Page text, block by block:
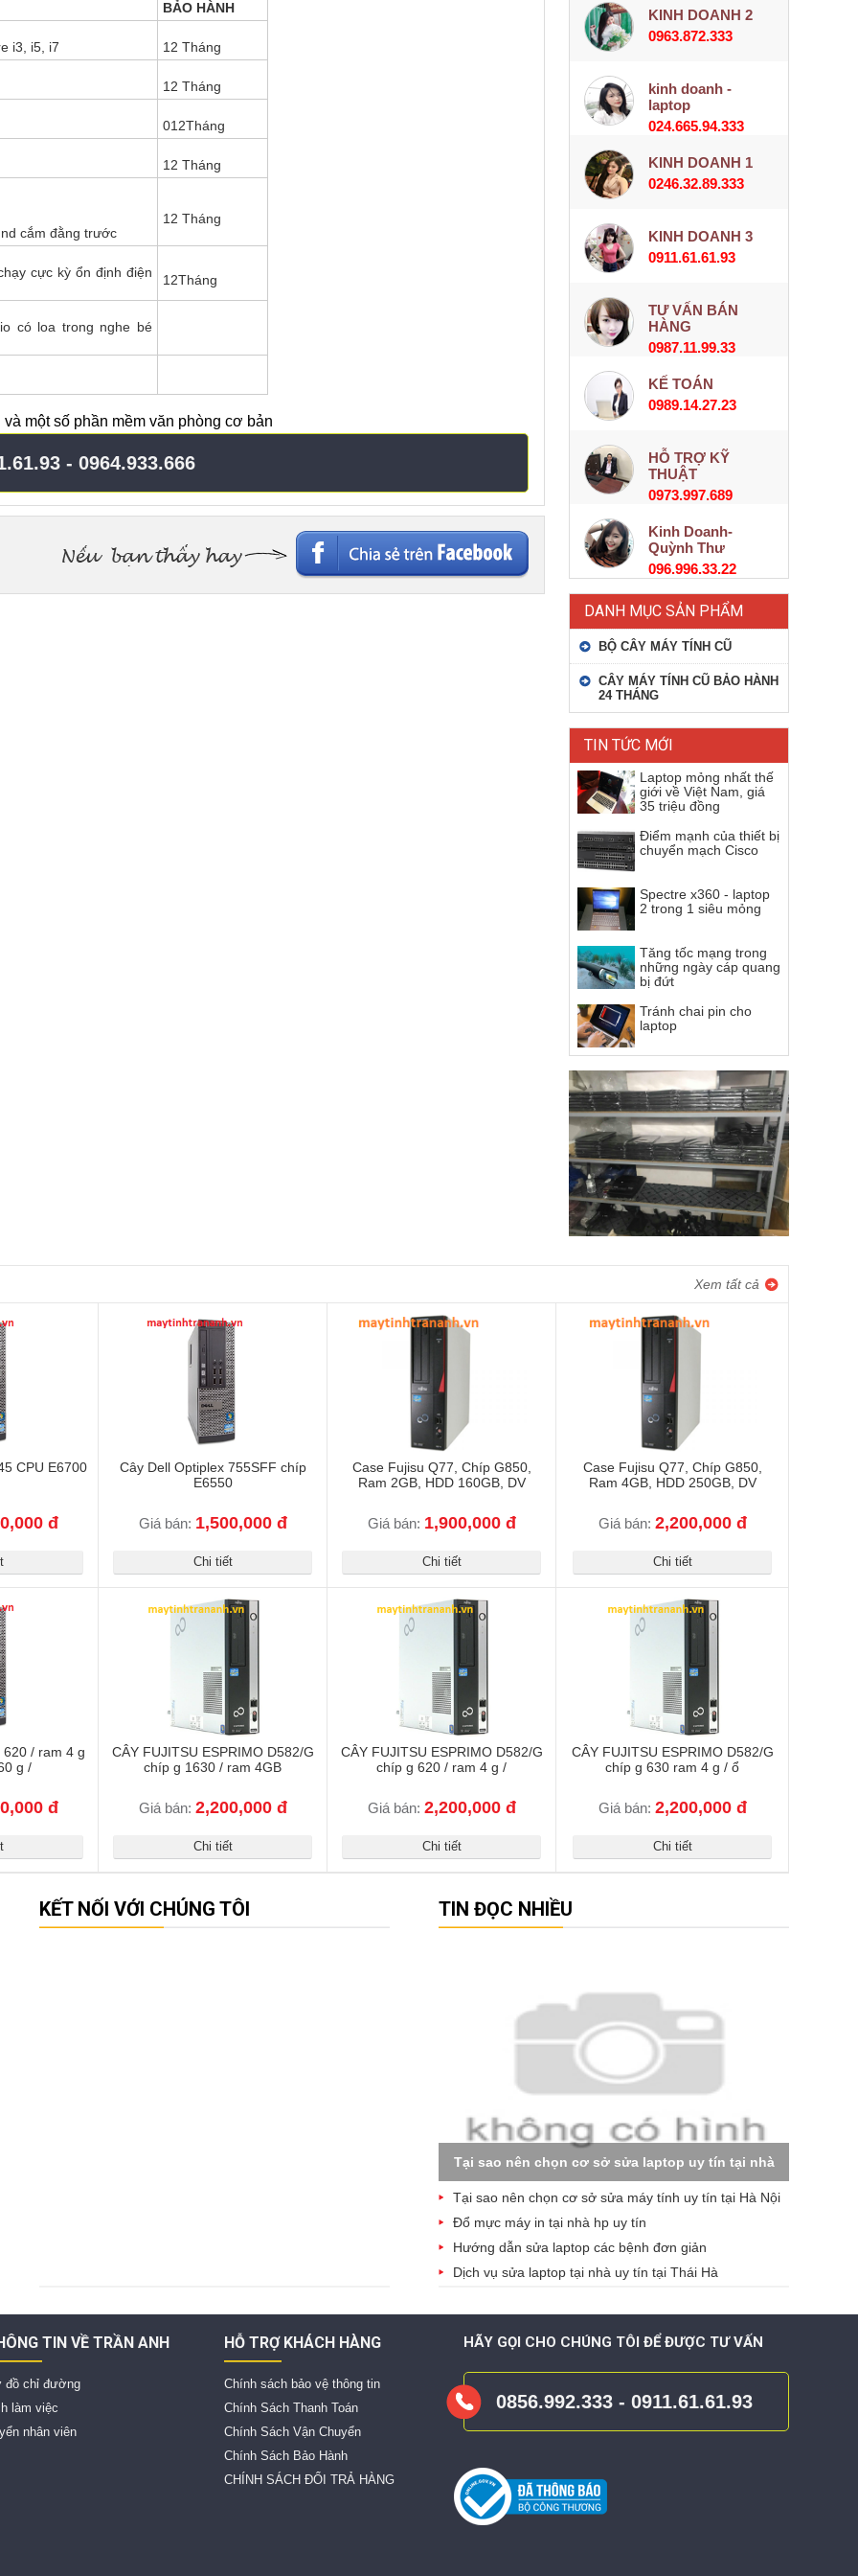
BẢO HÀNH
i3, i5, i7 12 Tháng
12 Tháng
012Tháng
12 Tháng
cắm đằng trước
12 Tháng
cực kỳ ổn định điện
12Tháng
có loa trong nghe bé
một số phần mềm văn phòng cơ bản
- 0964.933.666
KINH DOANH 2
0963.872.333
kinh doanh -
laptop
024.665.94.333
KINH DOANH 1
0246.32.89.333
KINH DOANH 3
0911.61.61.93
TƯ VẤN BÁN
HÀNG
0987.11.99.33
KẾ TOÁN
0989.14.27.23
HỖ TRỢ KỸ
THUẬT
0973.997.689
Kinh Doanh-
Quỳnh Thư
096.996.33.22
DANH MỤC SẢN PHẨM
BỘ CÂY MÁY TÍNH CŨ
CÂY MÁY TÍNH CŨ BẢO HÀNH
24 THÁNG
TIN TỨC MỚI
Laptop mỏng nhất thế
giới về Việt Nam, giá
35 triệu đồng
Điểm mạnh của thiết bị
chuyển mạch Cisco
Spectre x360 - laptop
2 trong 1 siêu mỏng
Tăng tốc mạng trong
những ngày cáp quang
bị đứt
Tránh chai pin cho
laptop
Xem tất cả
CPU E6700
đ
Cây Dell Optiplex 755SFF chíp
E6550
Giá bán: 1,500,000 đ
Chi tiết
Case Fujisu Q77, Chíp G850,
Ram 2GB, HDD 160GB, DV
Giá bán: 1,900,000 đ
Chi tiết
Case Fujisu Q77, Chíp G850,
Ram 4GB, HDD 250GB, DV
Giá bán: 2,200,000 đ
Chi tiết
/ ram 4 g
g /
đ
CÂY FUJITSU ESPRIMO D582/G
chíp g 1630 / ram 4GB
Giá bán: 2,200,000 đ
Chi tiết
CÂY FUJITSU ESPRIMO D582/G
chíp g 620 / ram 4 g /
Giá bán: 2,200,000 đ
Chi tiết
CÂY FUJITSU ESPRIMO D582/G
chíp g 630 ram 4 g / ổ
Giá bán: 2,200,000 đ
Chi tiết
KẾT NỐI VỚI CHÚNG TÔI TIN ĐỌC NHIỀU
Tại sao nên chọn cơ sở sửa laptop uy tín tại nhà
Tại sao nên chọn cơ sở sửa máy tính uy tín tại Hà Nội
Đổ mực máy in tại nhà hp uy tín
Hướng dẫn sửa laptop các bệnh đơn giản
Dịch vụ sửa laptop tại nhà uy tín tại Thái Hà
HÃY GỌI CHO CHÚNG TÔI ĐỂ ĐƯỢC TƯ VẤN
0856.992.333 - 0911.61.61.93
TIN VỀ TRẦN ANH
đồ chỉ đường
làm việc
nhân viên
HỖ TRỢ KHÁCH HÀNG
Chính sách bảo vệ thông tin
Chính Sách Thanh Toán
Chính Sách Vận Chuyển
Chính Sách Bảo Hành
CHÍNH SÁCH ĐỔI TRẢ HÀNG